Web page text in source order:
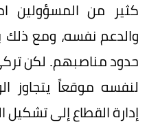
كثير من المسؤولين
والدعم نفسه، ومع
حدود مناصبهم. لكن
لنفسه موقعاً يتجاوز
إدارة القطاع إلى تشكيل